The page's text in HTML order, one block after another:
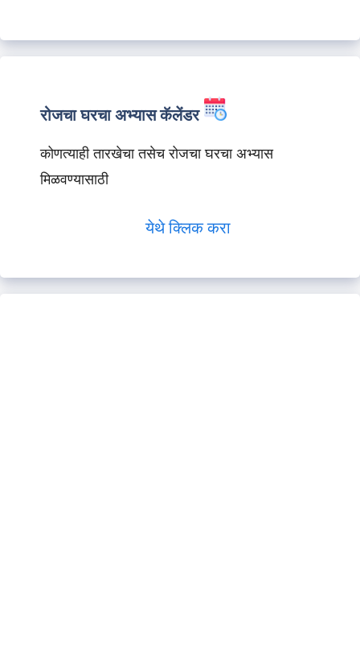
रोजचा घरचा अभ्यास कॅलेंडर
कोणत्याही तारखेचा तसेच रोजचा घरचा अभ्यास
मिळवण्यासाठी
येथे क्लिक करा